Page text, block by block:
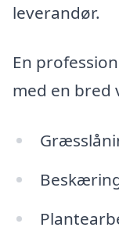
leverandør.
En
med en bred